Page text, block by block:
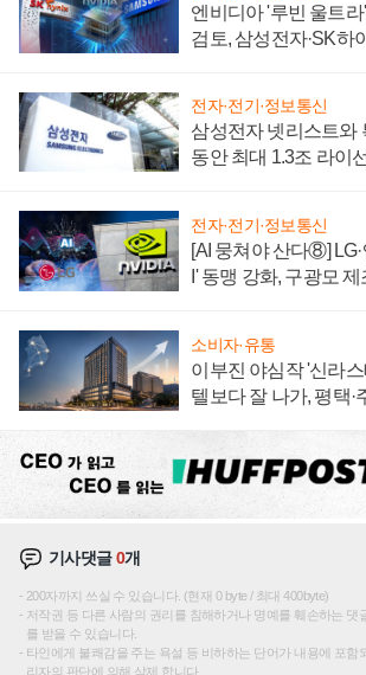
엔비디아 '루빈 울트
검토, 삼성전자·SK하
전자·전기·정보통신
삼성전자 넷리스트와
동안 최대 1.3조 라이
전자·전기·정보통신
[AI 뭉쳐야 산다⑧]
I' 동맹 강화, 구광모 제
소비자·유통
이부진 야심작 '신라
텔보다 잘 나가, 평택·
기사댓글0개
200자까지 쓰실 수 있습니다. (현재 0 byte / 최대 400byte)
저작권 등 다른 사람의 권리를 침해하거나 명예를 훼손하는 댓
를 받을 수 있습니다.
타인에게 불쾌감을 주는 욕설 등 비하하는 단어가 내용에 포함
리자의 판단에 의해 삭제 합니다.